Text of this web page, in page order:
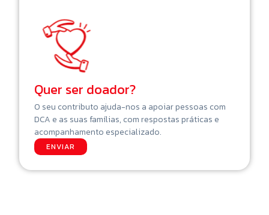
Quer ser doador?
O seu contributo ajuda-nos a apoiar pessoas com
DCA e as suas famílias, com respostas práticas e
acompanhamento especializado.
ENVIAR